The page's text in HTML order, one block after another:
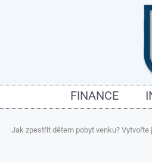
FINANCE
Jak zpestřit dětem pobyt venku? Vytvořte